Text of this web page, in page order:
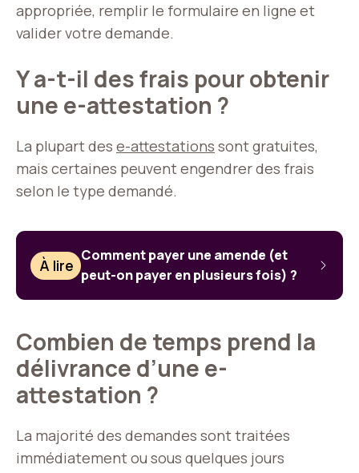
appropriée, remplir le formulaire en ligne et
valider votre demande.
Y a-t-il des frais pour obtenir
une e-attestation ?
La plupart des e-attestations sont gratuites,
mais certaines peuvent engendrer des frais
selon le type demandé.
À lire
Comment payer une amende (et
peut-on payer en plusieurs fois) ?
Combien de temps prend la
délivrance d’une e-
attestation ?
La majorité des demandes sont traitées
immédiatement ou sous quelques jours